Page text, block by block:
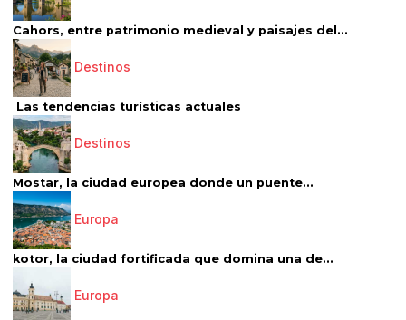
Cahors, entre patrimonio medieval y paisajes del...
Destinos
Las tendencias turísticas actuales
Destinos
Mostar, la ciudad europea donde un puente...
Europa
kotor, la ciudad fortificada que domina una de...
Europa